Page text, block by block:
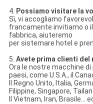
4. Possiamo visitare la
Sì, vi accogliamo
francamente invitiamo o
fabbrica, aiuteremo
per sistemare hotel e
5. Avete prima clienti del
Ora le nostre macchine
paesi, come U.S.A., il
Il Regno Unito, Italia,
Filippine, Singapore,
Il Vietnam, Iran, Brasile…